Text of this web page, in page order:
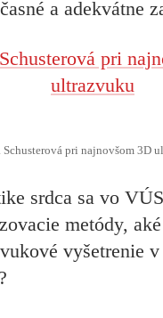
a adekvátne
Schusterová pri najnovšom 3D
srdca sa vo
metódy,
vyšetrenie